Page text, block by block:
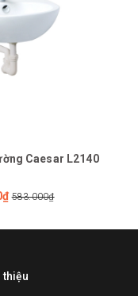
Caesar L2140
583.000₫
thiệu